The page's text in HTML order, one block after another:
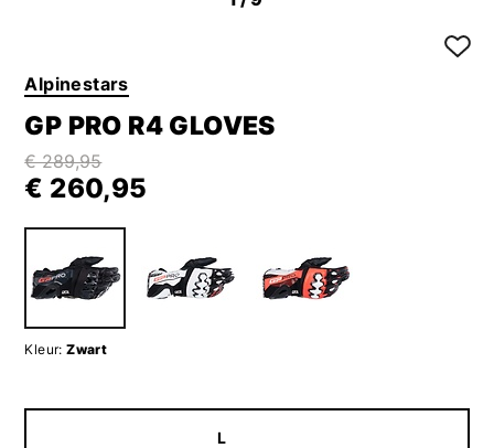
Alpinestars
GP PRO R4 GLOVES
€ 289,95
€ 260,95
Kleur: Zwart
L